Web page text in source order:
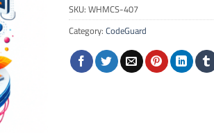
SKU:WHMCS-407
Category:CodeGuard